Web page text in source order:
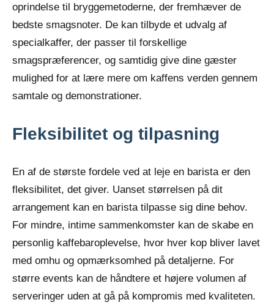
oprindelse til bryggemetoderne, der fremhæver de
bedste smagsnoter. De kan tilbyde et udvalg af
specialkaffer, der passer til forskellige
smagspræferencer, og samtidig give dine gæster
mulighed for at lære mere om kaffens verden gennem
samtale og demonstrationer.
Fleksibilitet og tilpasning
En af de største fordele ved at leje en barista er den
fleksibilitet, det giver. Uanset størrelsen på dit
arrangement kan en barista tilpasse sig dine behov.
For mindre, intime sammenkomster kan de skabe en
personlig kaffebaroplevelse, hvor hver kop bliver lavet
med omhu og opmærksomhed på detaljerne. For
større events kan de håndtere et højere volumen af
serveringer uden at gå på kompromis med kvaliteten.